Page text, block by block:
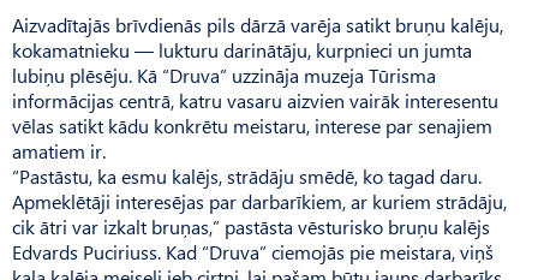
Aizvadītajās brīvdienās pils dārzā varēja satikt bruņu kalēju,
kokamatnieku — lukturu darinātāju, kurpnieci un jumta
lubiņu plēsēju. Kā “Druva” uzzināja muzeja Tūrisma
informācijas centrā, katru vasaru aizvien vairāk interesentu
vēlas satikt kādu konkrētu meistaru, interese par senajiem
amatiem ir.
“Pastāstu, ka esmu kalējs, strādāju smēdē, ko tagad daru.
Apmeklētāji interesējas par darbarīkiem, ar kuriem strādāju,
cik ātri var izkalt bruņas,” pastāsta vēsturisko bruņu kalējs
Edvards Puciriuss. Kad “Druva” ciemojās pie meistara, viņš